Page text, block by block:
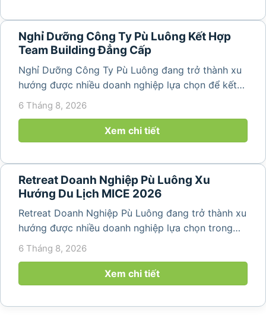
Nghỉ Dưỡng Công Ty Pù Luông Kết Hợp
Team Building Đẳng Cấp
Nghỉ Dưỡng Công Ty Pù Luông đang trở thành xu
hướng được nhiều doanh nghiệp lựa chọn để kết
hợp giữa nghỉ ngơi, tái tạo năng lượng và xây
dựng tinh thần đồng đội. Thay vì những chuyến du
lịch đơn thuần, nhiều công ty...
6 Tháng 8, 2026
Xem chi tiết
Retreat Doanh Nghiệp Pù Luông Xu
Hướng Du Lịch MICE 2026
Retreat Doanh Nghiệp Pù Luông đang trở thành xu
hướng được nhiều doanh nghiệp lựa chọn trong
năm 2026 khi nhu cầu kết hợp nghỉ dưỡng, hội
mang đến khoảng thời gian thư giãn...
6 Tháng 8, 2026
Xem chi tiết